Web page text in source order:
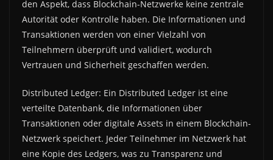
den Aspekt, dass Blockchain-Netzwerke keine zentrale
Autorität oder Kontrolle haben. Die Informationen und
Transaktionen werden von einer Vielzahl von
Teilnehmern überprüft und validiert, wodurch
Vertrauen und Sicherheit geschaffen werden.
Distributed Ledger: Ein Distributed Ledger ist eine
verteilte Datenbank, die Informationen über
Transaktionen oder digitale Assets in einem Blockchain-
Netzwerk speichert. Jeder Teilnehmer im Netzwerk hat
eine Kopie des Ledgers, was zu Transparenz und